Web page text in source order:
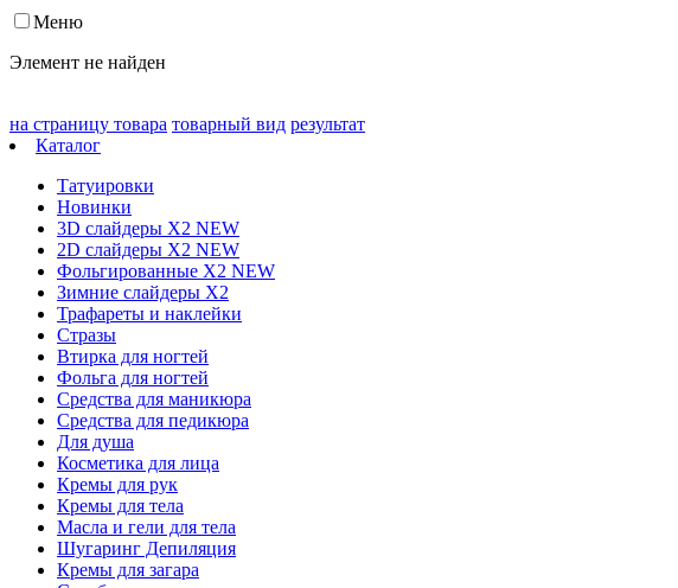
Меню
Элемент не найден
на страницу товара товарный вид результат
Каталог
Татуировки
Новинки
3D слайдеры X2 NEW
2D слайдеры X2 NEW
Фольгированные X2 NEW
Зимние слайдеры Х2
Трафареты и наклейки
Стразы
Втирка для ногтей
Фольга для ногтей
Средства для маникюра
Средства для педикюра
Для душа
Косметика для лица
Кремы для рук
Кремы для тела
Масла и гели для тела
Шугаринг Депиляция
Кремы для загара